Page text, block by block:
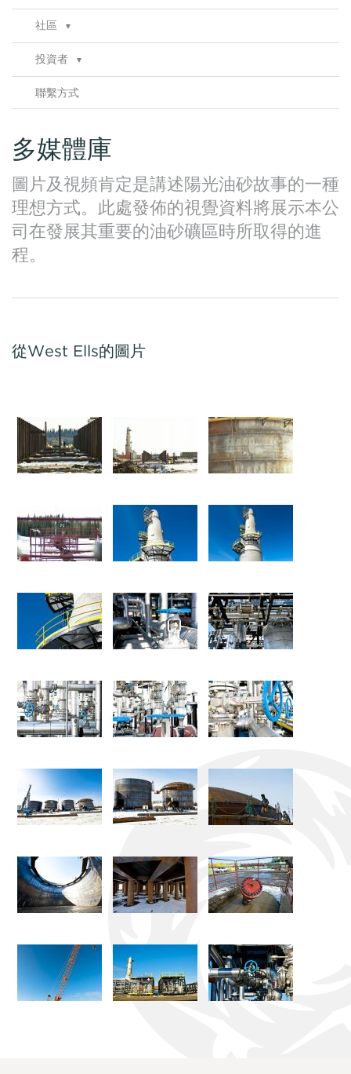
社區 ▼
諮詢
健康、安全及環境
合規性
投資者 ▼
公告
分析師報告
投資者信息
股東資料
SEDAR
聯繫方式
多媒體庫
圖片及視頻肯定是講述陽光油砂故事的一種
理想方式。此處發佈的視覺資料將展示本公
司在發展其重要的油砂礦區時所取得的進
程。
從West Ells的圖片